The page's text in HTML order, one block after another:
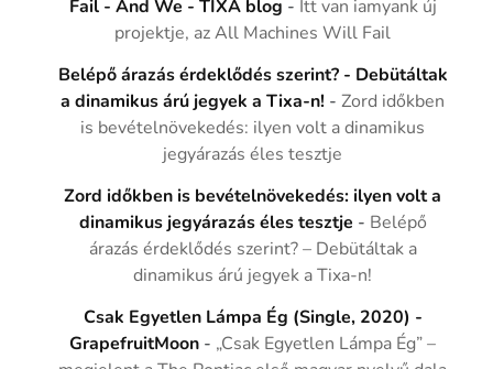
Fail - And We - TIXA blog - Itt van iamyank új
projektje, az All Machines Will Fail
Belépő árazás érdeklődés szerint? - Debütáltak
a dinamikus árú jegyek a Tixa-n! -Zord időkben
is bevételnövekedés: ilyen volt a dinamikus
jegyárazás éles tesztje
Zord időkben is bevételnövekedés: ilyen volt a
dinamikus jegyárazás éles tesztje - Belépő
árazás érdeklődés szerint? – Debütáltak a
dinamikus árú jegyek a Tixa-n!
Csak Egyetlen Lámpa Ég (Single, 2020) -
GrapefruitMoon - „Csak Egyetlen Lámpa Ég” –